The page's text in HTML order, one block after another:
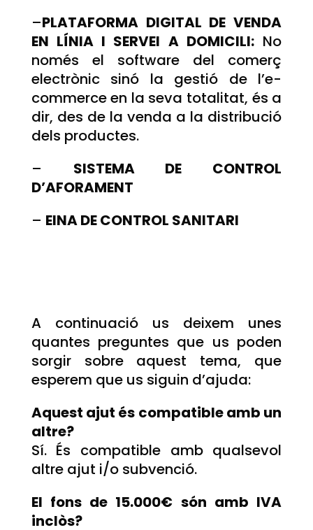
–PLATAFORMA DIGITAL DE VENDA
EN LÍNIA I SERVEI A DOMICILI:No
només el software del comerç
electrònic sinó la gestió de l’e-
commerce en la seva totalitat, és a
dir, des de la venda a la distribució
dels productes.
– SISTEMA DE CONTROL
D’AFORAMENT
– EINA DE CONTROL SANITARI
A continuació us deixem unes
quantes preguntes que us poden
sorgir sobre aquest tema, que
esperem que us siguin d’ajuda:
Aquest ajut és compatible amb un
altre?
Sí. És compatible amb qualsevol
altre ajut i/o subvenció.
El fons de 15.000€ són amb IVA
inclòs?